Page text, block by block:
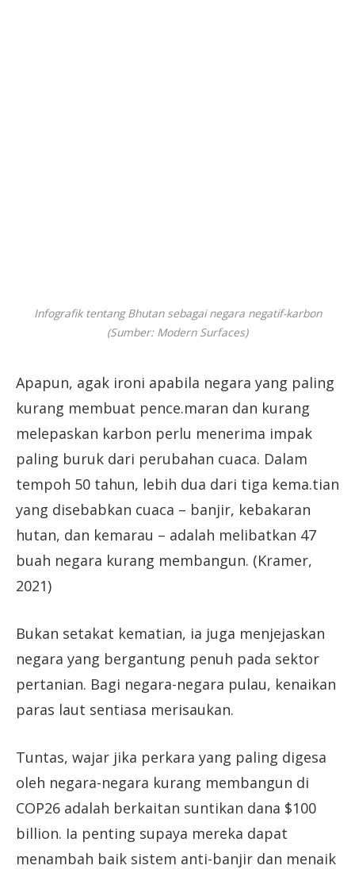
Infografik tentang Bhutan sebagai negara negatif-karbon
(Sumber: Modern Surfaces)
Apapun, agak ironi apabila negara yang paling
kurang membuat pence.maran dan kurang
melepaskan karbon perlu menerima impak
paling buruk dari perubahan cuaca. Dalam
tempoh 50 tahun, lebih dua dari tiga kema.tian
yang disebabkan cuaca – banjir, kebakaran
hutan, dan kemarau – adalah melibatkan 47
buah negara kurang membangun. (Kramer,
2021)
Bukan setakat kematian, ia juga menjejaskan
negara yang bergantung penuh pada sektor
pertanian. Bagi negara-negara pulau, kenaikan
paras laut sentiasa merisaukan.
Tuntas, wajar jika perkara yang paling digesa
oleh negara-negara kurang membangun di
COP26 adalah berkaitan suntikan dana $100
billion. Ia penting supaya mereka dapat
menambah baik sistem anti-banjir dan menaik